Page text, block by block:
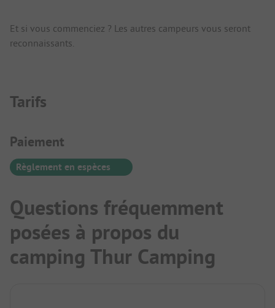
Et si vous commenciez ? Les autres campeurs vous seront
reconnaissants.
Tarifs
Informations de paiement
Paiement
Règlement en espèces
Questions fréquemment
posées à propos du
camping Thur Camping